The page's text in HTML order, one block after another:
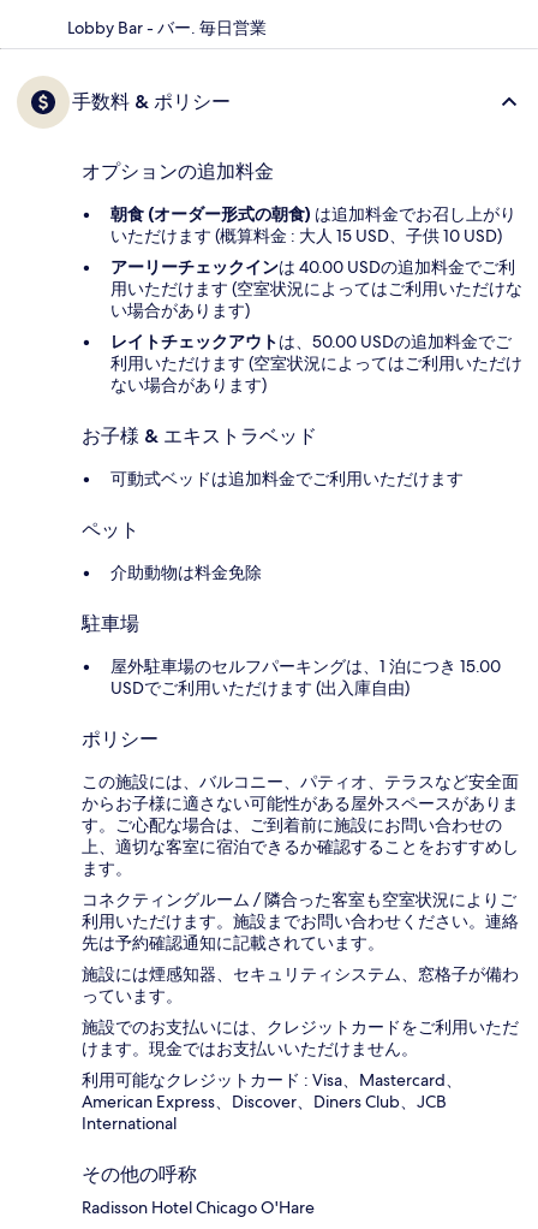
Lobby Bar - バー. 毎日営業
手数料 & ポリシー
オプションの追加料金
朝食 (オーダー形式の朝食) は追加料金でお召し上がり
いただけます (概算料金 : 大人 15 USD、子供 10 USD)
アーリーチェックインは 40.00 USDの追加料金でご利
用いただけます (空室状況によってはご利用いただけな
い場合があります)
レイトチェックアウトは、50.00 USDの追加料金でご
利用いただけます (空室状況によってはご利用いただけ
ない場合があります)
お子様 & エキストラベッド
可動式ベッドは追加料金でご利用いただけます
ペット
介助動物は料金免除
駐車場
屋外駐車場のセルフパーキングは、1 泊につき 15.00
USDでご利用いただけます (出入庫自由)
ポリシー
この施設には、バルコニー、パティオ、テラスなど安全面
からお子様に適さない可能性がある屋外スペースがありま
す。ご心配な場合は、ご到着前に施設にお問い合わせの
上、適切な客室に宿泊できるか確認することをおすすめし
ます。
コネクティングルーム / 隣合った客室も空室状況によりご
利用いただけます。施設までお問い合わせください。連絡
先は予約確認通知に記載されています。
施設には煙感知器、セキュリティシステム、窓格子が備わ
っています。
施設でのお支払いには、クレジットカードをご利用いただ
けます。現金ではお支払いいただけません。
利用可能なクレジットカード : Visa、Mastercard、
American Express、Discover、Diners Club、JCB
International
その他の呼称
Radisson Hotel Chicago O'Hare